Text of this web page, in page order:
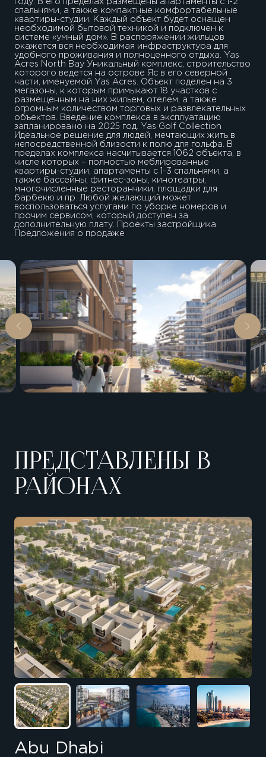
году. В его пределах размещены апартаменты с 1-2
спальнями, а также компактные комфортабельные
квартиры-студии. Каждый объект будет оснащен
необходимой бытовой техникой и подключен к
системе «умный дом». В распоряжении жильцов
окажется вся необходимая инфраструктура для
удобного проживания и полноценного отдыха. Yas
Acres North Bay Уникальный комплекс, строительство
которого ведется на острове Яс в его северной
части, именуемой Yas Acres. Объект поделен на 3
мегазоны, к которым примыкают 18 участков с
размещенным на них жильем, отелем, а также
огромным количеством торговых и развлекательных
объектов. Введение комплекса в эксплуатацию
запланировано на 2025 год. Yas Golf Collection
Идеальное решение для людей, мечтающих жить в
непосредственной близости к полю для гольфа. В
пределах комплекса насчитывается 1062 объекта, в
числе которых – полностью меблированные
квартиры-студии, апартаменты с 1-3 спальнями, а
также бассейны, фитнес-зоны, кинотеатры,
многочисленные ресторанчики, площадки для
барбекю и пр. Любой желающий может
воспользоваться услугами по уборке номеров и
прочим сервисом, который доступен за
дополнительную плату. Проекты застройщика
Предложения о продаже
ПРЕДСТАВЛЕНЫ В
РАЙОНАХ
Abu Dhabi